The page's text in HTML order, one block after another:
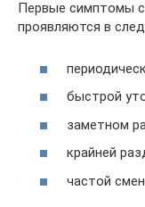
Первые симптомы
проявляются в
быстрой
заметном
крайней
частой